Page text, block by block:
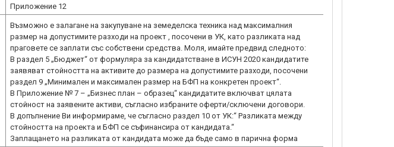
Приложение 12
Възможно е залагане на закупуване на земеделска техника над максималния
размер на допустимите разходи на проект , посочени в УК, като разликата над
праговете се заплати със собствени средства. Моля, имайте предвид следното:
В раздел 5 „Бюджет“ от формуляра за кандидатстване в ИСУН 2020 кандидатите
заявяват стойността на активите до размера на допустимите разходи, посочени
раздел 9 „Минимален и максимален размер на БФП на конкретен проект“.
В Приложение № 7 – „Бизнес план – образец“ кандидатите включват цялата
стойност на заявените активи, съгласно избраните оферти/сключени договори.
В допълнение Ви информираме, че съгласно раздел 10 от УК:“ Разликата между
стойността на проекта и БФП се съфинансира от кандидата.“
Заплащането на разликата от кандидата може да бъде само в парична форма